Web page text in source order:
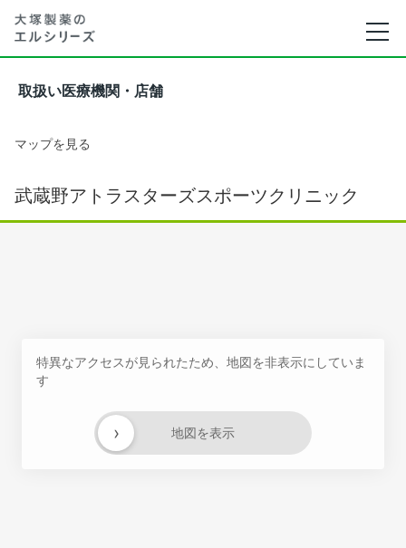
取扱い医療機関・店舗
マップを見る
武蔵野アトラスターズスポーツクリニック
特異なアクセスが見られたため、地図を非表示にしていま
す
地図を表示
›